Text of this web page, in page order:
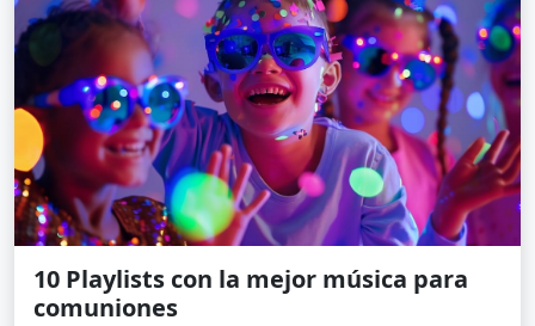
10 Playlists con la mejor música para
comuniones